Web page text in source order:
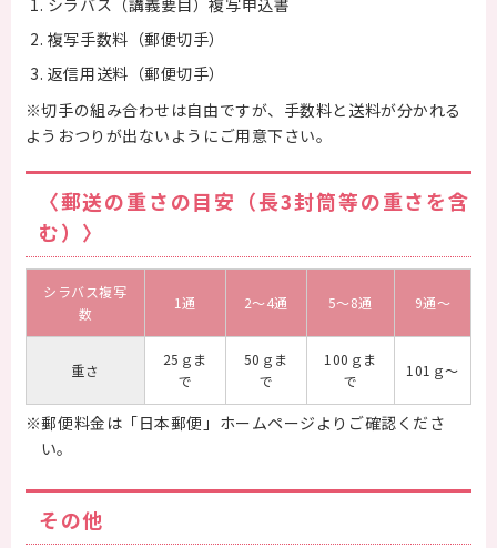
シラバス（講義要目）複写申込書
複写手数料（郵便切手）
返信用送料（郵便切手）
※切手の組み合わせは自由ですが、手数料と送料が分かれる
ようおつりが出ないようにご用意下さい。
〈郵送の重さの目安（長3封筒等の重さを含
む）〉
シラバス複写
数
1通 2～4通 5～8通 9通～
重さ
25ｇま
で
50ｇま
で
100ｇま
で
101ｇ～
※郵便料金は「日本郵便」ホームページよりご確認くださ
い。
その他